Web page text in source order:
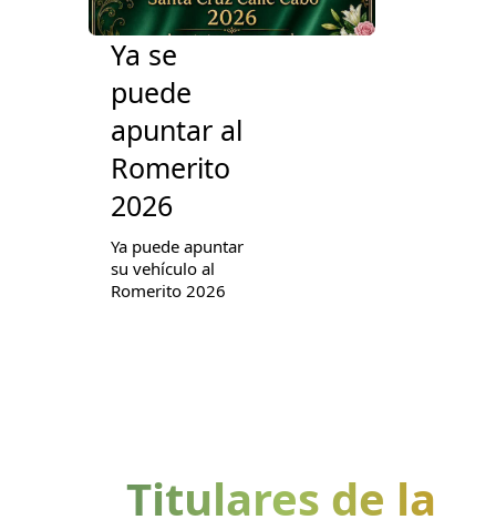
Ya se
puede
apuntar al
Romerito
2026
Ya puede apuntar
su vehículo al
Romerito 2026
Titulares de la